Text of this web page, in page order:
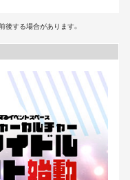
後する場合があります。